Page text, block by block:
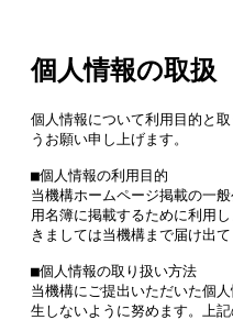
個人情報の取扱
個人情報について利用目的と
うお願い申し上げます。
■個人情報の利用目的
当機構ホームページ掲載の一
用名簿に掲載するために利用
きましては当機構まで届け出て
■個人情報の取り扱い方法
当機構にご提出いただいた個
生しないように努めます。上